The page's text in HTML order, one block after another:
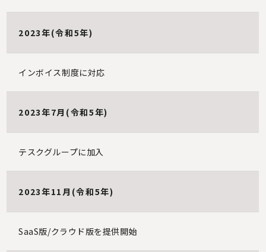
2023年(令和5年)
インボイス制度に対応
2023年7月(令和5年)
テスクグループに加入
2023年11月(令和5年)
SaaS版/クラウド版を提供開始